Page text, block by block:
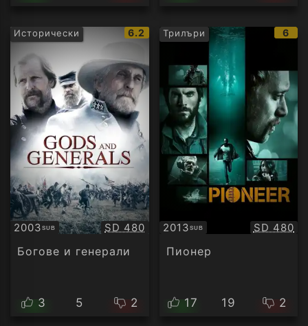
Исторически
IMDb
рейтинг:
6.2
2003SUB
Субтитри Качество:
SD 480
Богове и генерали
3 5 2
Трилъри 6
2013SUB
Субтитри SD 480
Пионер
17 19 2